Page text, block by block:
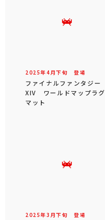
2025年4 月下旬 登場
ファイナルファンタジー
XIV ワールドマップラグ
マット
2025年3 月下旬 登場